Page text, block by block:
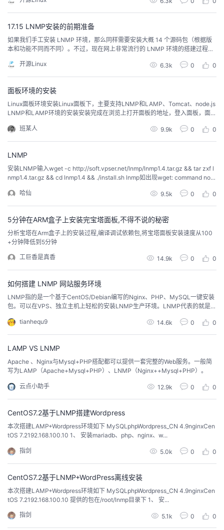
r/local/src/[root@localhost src]# tar -zxvf lnmp1.0-full.tar....
17.15 LNMP安装的前期准备
如果我们手工安装 LNMP 环境，那么同样需要安装大概 14 个源码包（根据版
本和功能不同而不同）。不过，现在网上非常流行的 LNMP 环境的搭建过程是
安装脚本，按照这个安装脚本，只要指定一些基本的选项，就可以完全自动安
装，所以安装过程会大大简化。下面，我们就使用一键安装包来搭建 LNMP 环
开源Linux 6.3k 0 0
面板环境的安装
Linux面板环境安装Linux面板下，主要支持LNMP和LAMP、Tomcat、node.js
LNMP和LAMP环境的安装安装完成在浏览上打开面板的地址，登入面板，面板
是LAMP套件（如图）：LNMP和LAMP环境主要的区别在于web服务器上面，
一个使用是Apache服务器、一个使用Nginx服务器。如果你不了解两种的区...
班某人 9.9k 0 0
LNMP
安装LNMP输入wget -c http://soft.vpser.net/lnmp/lnmp1.4.tar.gz && tar zxf l
nmp1.4.tar.gz && cd lnmp1.4 && ./install.sh lnmp如出现wget: command not f
哈仙
9.5k 0 0
5分钟在ARM盒子上安装完宝塔面板,不得不说的秘密
分析宝塔在Arm盒子上的安装过程,编译调试依赖包,将宝塔面板安装速度从100
+分钟降低到5分钟
工巨香是真香 14.9k 0 0
如何搭建 LNMP 网站服务环境
LNMP指的是一个基于CentOS/Debian编写的Nginx、PHP、MySQL一键安装
包。可以在VPS、独立主机上轻松的安装LNMP生产环境。LNMP代表的就是：
机操作系统的统称，是目前最流行的免费操作系统。代表版本有：debian、ce
ntos、ubuntu、fedora、gentoo等。N...
tianhequ9 14.6k 0 0
LAMP VS LNMP
Apache 、Nginx与Mysql+PHP搭配都可以提供一套完整的Web服务。一般简
写为LAMP（Apache+Mysql+PHP）、LNMP（Nginx++Mysql+PHP）。
云点小助手 12.9k 0 0
CentOS7.2基于LNMP搭建Wordpress
本次搭建LAMP+Wordpress环境如下 MySQLphpWordpress_CN 4.9nginxCen
tOS 7.2192.168.100.10 1、 安装mariadb、php、nginx、w...
指剑 5.0k 0 0
CentOS7.2基于LNMP+WordPress离线安装
本次搭建LAMP+Wordpress环境如下 MySQLphpWordpress_CN 4.9nginxCen
tOS 7.2192.168.100.10 提供的包在/root/lnmp目录下 1、 安...
指剑 5.1k 0 0